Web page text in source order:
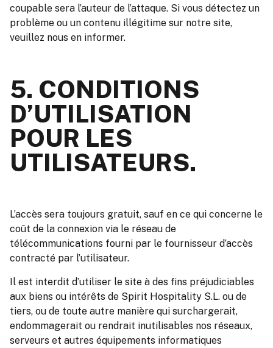
coupable sera l’auteur de l’attaque. Si vous détectez un
problème ou un contenu illégitime sur notre site,
veuillez nous en informer.
5. CONDITIONS
D’UTILISATION
POUR LES
UTILISATEURS.
L’accès sera toujours gratuit, sauf en ce qui concerne le
coût de la connexion via le réseau de
télécommunications fourni par le fournisseur d’accès
contracté par l’utilisateur.
Il est interdit d’utiliser le site à des fins préjudiciables
aux biens ou intérêts de Spirit Hospitality S.L. ou de
tiers, ou de toute autre manière qui surchargerait,
endommagerait ou rendrait inutilisables nos réseaux,
serveurs et autres équipements informatiques